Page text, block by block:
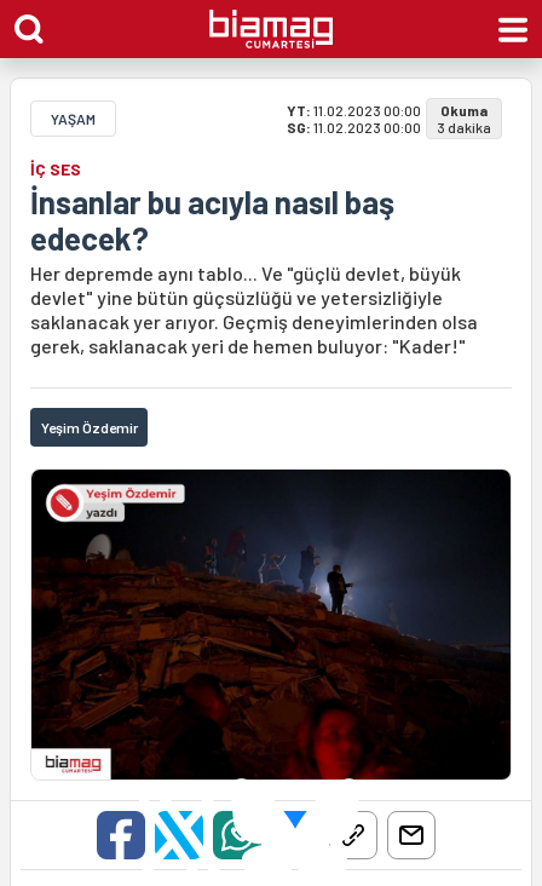
YAŞAM YT: 11.02.2023 00:00
SG: 11.02.2023 00:00
Okuma
3 dakika
İÇ SES
İnsanlar bu acıyla nasıl baş
edecek?
Her depremde aynı tablo... Ve "güçlü devlet, büyük
devlet" yine bütün güçsüzlüğü ve yetersizliğiyle
saklanacak yer arıyor. Geçmiş deneyimlerinden olsa
gerek, saklanacak yeri de hemen buluyor: "Kader!"
Yeşim Özdemir